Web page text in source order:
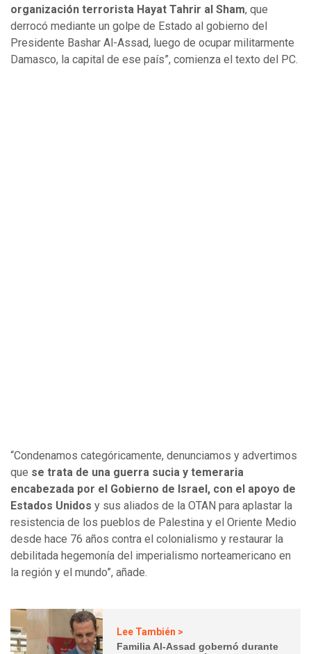
organización terrorista Hayat Tahrir al Sham, que
derrocó mediante un golpe de Estado al gobierno del
Presidente Bashar Al-Assad, luego de ocupar militarmente
Damasco, la capital de ese país”, comienza el texto del PC.
“Condenamos categóricamente, denunciamos y advertimos
que se trata de una guerra sucia y temeraria
encabezada por el Gobierno de Israel, con el apoyo de
Estados Unidos y sus aliados de la OTAN para aplastar la
resistencia de los pueblos de Palestina y el Oriente Medio
desde hace 76 años contra el colonialismo y restaurar la
debilitada hegemonía del imperialismo norteamericano en
la región y el mundo”, añade.
Lee También >
Familia Al-Assad gobernó durante